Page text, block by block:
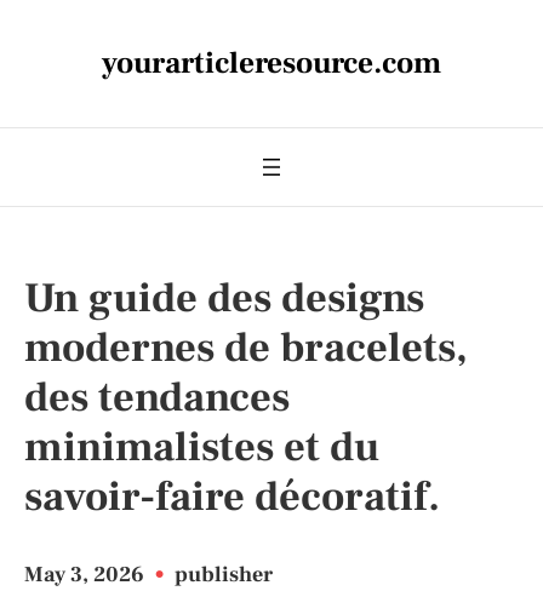
yourarticleresource.com
Un guide des designs
modernes de bracelets,
des tendances
minimalistes et du
savoir-faire décoratif.
May 3, 2026 • publisher